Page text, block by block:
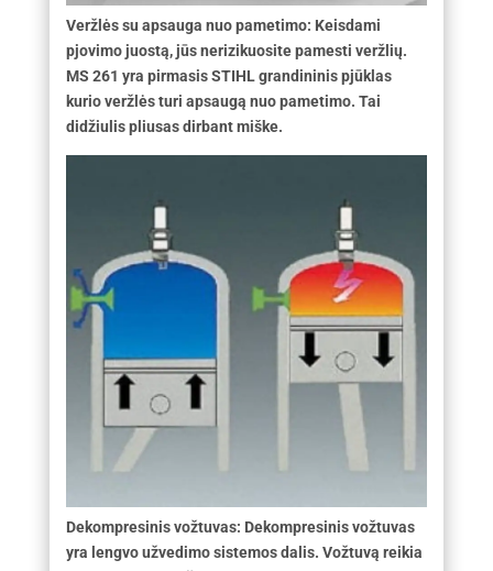
Veržlės su apsauga nuo pametimo: Keisdami
pjovimo juostą, jūs nerizikuosite pamesti veržlių.
MS 261 yra pirmasis STIHL grandininis pjūklas
kurio veržlės turi apsaugą nuo pametimo. Tai
didžiulis pliusas dirbant miške.
Dekompresinis vožtuvas: Dekompresinis vožtuvas
yra lengvo užvedimo sistemos dalis. Vožtuvą reikia